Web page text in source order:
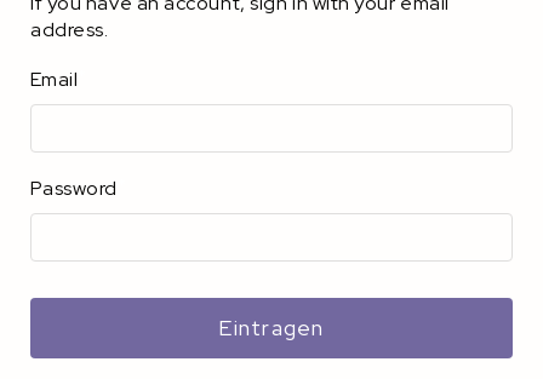
address.
Email
Password
Eintragen